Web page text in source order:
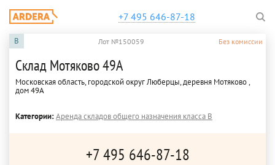
+7 495 646-87-18
B Лот №150059 Без комиссии
Склад Мотяково 49А
Московская область, городской округ Люберцы, деревня Мотяково ,
дом 49А
Категории:Аренда складов общего назначения класса B
+7 495 646-87-18